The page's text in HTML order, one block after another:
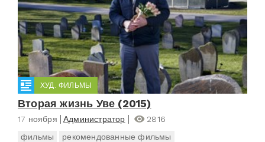
ХУД. ФИЛЬМЫ
Вторая жизнь Уве (2015)
17 ноября Администратор
2816
фильмы
рекомендованные фильмы